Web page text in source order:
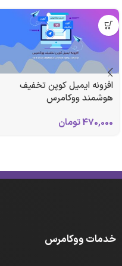
افزونه ایمیل کوپن تخفیف
هوشمند ووکامرس
470,000تومان
خدمات ووکامرس